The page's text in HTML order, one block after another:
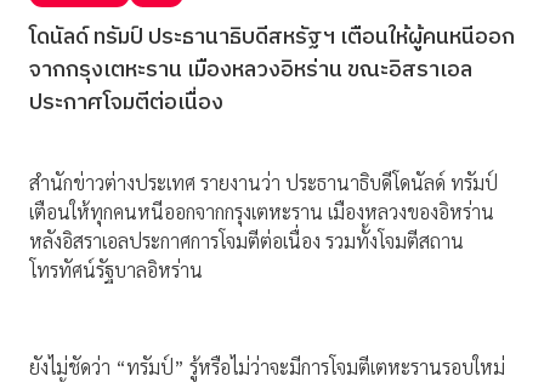
VIDEO
ร่วมด้วยช่วยกัน
โดนัลด์ ทรัมป์ ประธานาธิบดีสหรัฐฯ เตือนให้ผู้คนหนีออก
จากกรุงเตหะราน เมืองหลวงอิหร่าน ขณะอิสราเอล
ประกาศโจมตีต่อเนื่อง
สำนักข่าวต่างประเทศ รายงานว่า ประธานาธิบดีโดนัลด์ ทรัมป์
เตือนให้ทุกคนหนีออกจากกรุงเตหะราน เมืองหลวงของอิหร่าน
หลังอิสราเอลประกาศการโจมตีต่อเนื่อง รวมทั้งโจมตีสถาน
โทรทัศน์รัฐบาลอิหร่าน
ยังไม่ชัดว่า “ทรัมป์” รู้หรือไม่ว่าจะมีการโจมตีเตหะรานรอบใหม่